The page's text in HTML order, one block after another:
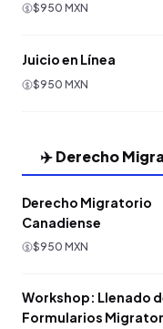
$950 MXN
Juicio en Línea
$950 MXN
✈️ Derecho
Derecho Migratorio
Canadiense
$950 MXN
Workshop: Llenado
Formularios